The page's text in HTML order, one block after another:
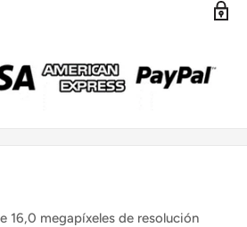
16,0 megapíxeles de resolución